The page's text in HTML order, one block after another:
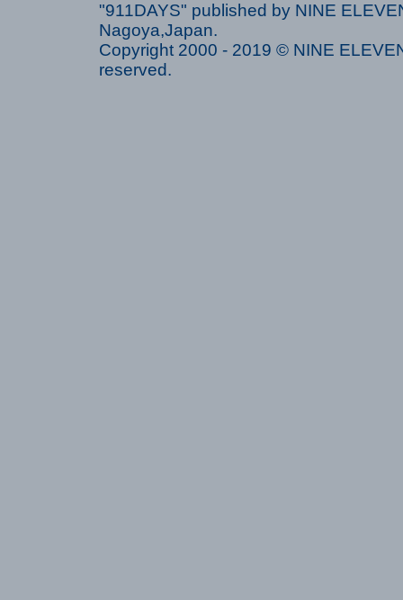
"911DAYS" published by NINE
Nagoya,Japan.
Copyright 2000 - 2019 © NINE
reserved.